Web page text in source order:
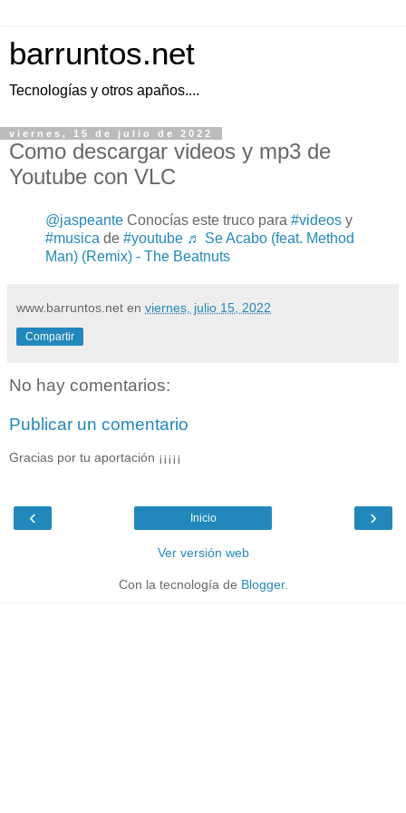
barruntos.net
Tecnologías y otros apaños....
viernes, 15 de julio de 2022
Como descargar videos y mp3 de
Youtube con VLC
@jaspeante Conocías este truco para #videos y
#musica de #youtube ♬ Se Acabo (feat. Method
Man) (Remix) - The Beatnuts
www.barruntos.net en viernes, julio 15, 2022
Compartir
No hay comentarios:
Publicar un comentario
Gracias por tu aportación ¡¡¡¡¡
‹ ›
Inicio
Ver versión web
Con la tecnología de Blogger.